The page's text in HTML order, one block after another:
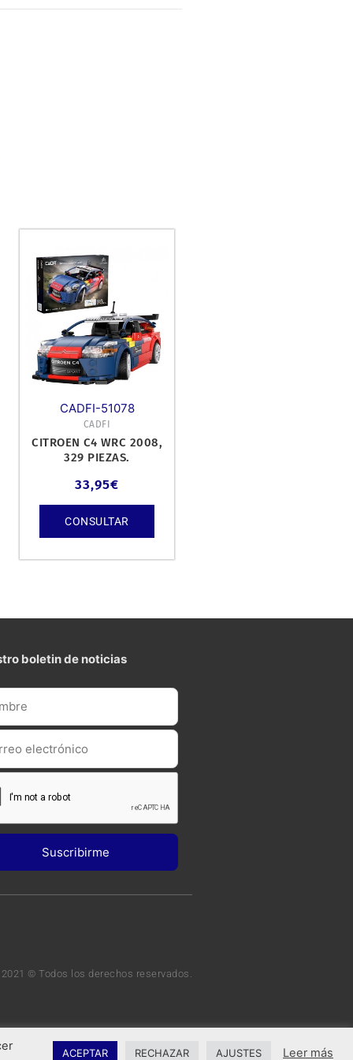
CADFI-51078
CADFI
CITROEN C4 WRC 2008,
329 PIEZAS.
33,95€
CONSULTAR
boletin de noticias
© Todos los derechos reservados.
ACEPTAR RECHAZAR AJUSTES Leer más